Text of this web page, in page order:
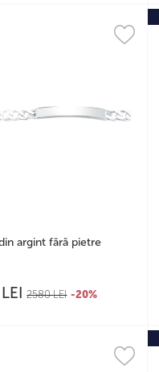
argint fără pietre
LEI 2580LEI -20%